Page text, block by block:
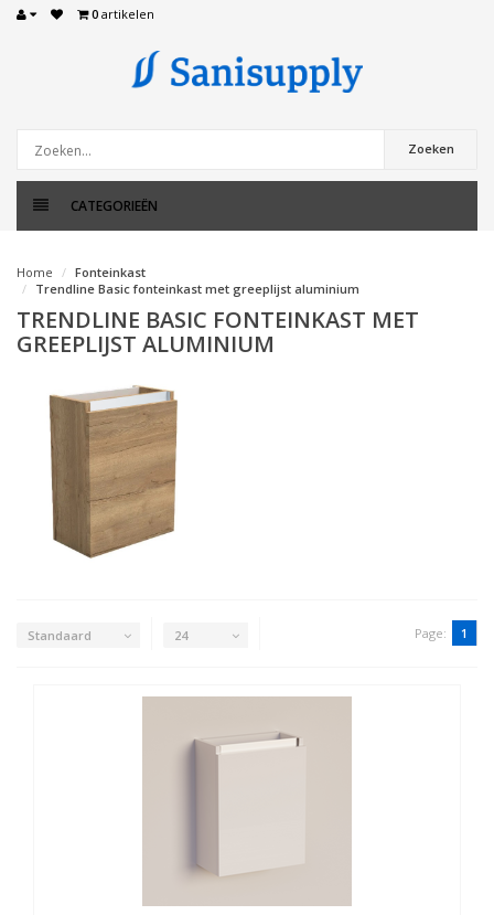
0 artikelen
Zoeken
CATEGORIEËN
Home
Fonteinkast
Trendline Basic fonteinkast met greeplijst aluminium
TRENDLINE BASIC FONTEINKAST MET
GREEPLIJST ALUMINIUM
Standaard 24 Page: 1